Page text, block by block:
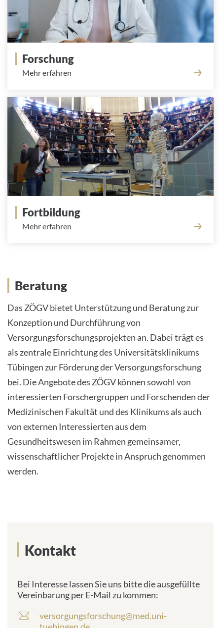
Forschung
Mehr erfahren
Fortbildung
Mehr erfahren
Beratung
Beratung
Das ZÖGV bietet Unterstützung und Beratung zur
Konzeption und Durchführung von
Versorgungsforschungsprojekten an. Dabei trägt es
als zentrale Einrichtung des Universitätsklinikums
Tübingen zur Förderung der Versorgungsforschung
bei. Die Angebote des ZÖGV können sowohl von
interessierten Forschergruppen und Forschenden der
Medizinischen Fakultät und des Klinikums als auch
von externen Interessierten aus dem
Gesundheitswesen im Rahmen gemeinsamer,
wissenschaftlicher Projekte in Anspruch genommen
werden.
Kontakt
Bei Interesse lassen Sie uns bitte die ausgefüllte
Vereinbarung per E-Mail zu kommen:
E
-
versorgungsforschung@med.uni-